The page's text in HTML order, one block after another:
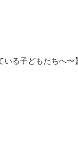
る子どもたちへ〜】